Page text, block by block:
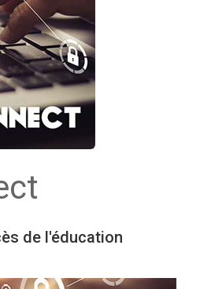
de l'éducation